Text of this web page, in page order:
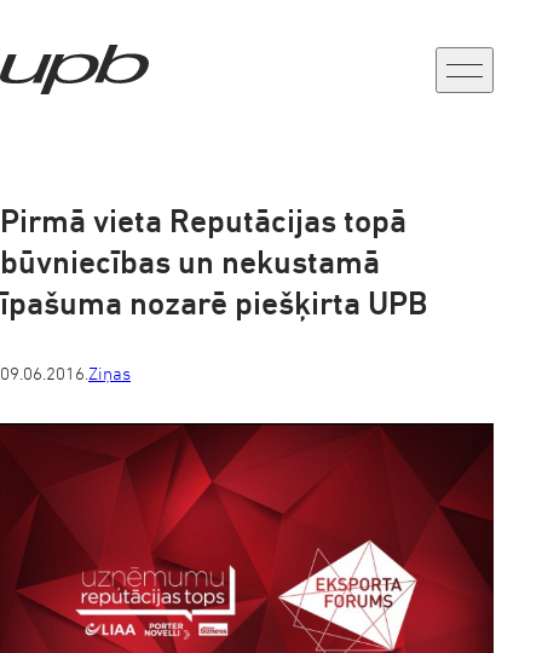
Pirmā vieta Reputācijas topā
būvniecības un nekustamā
īpašuma nozarē piešķirta UPB
09.06.2016. Ziņas